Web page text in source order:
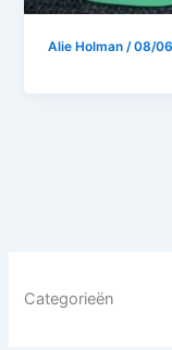
Categorieën
Alie Holman/08/